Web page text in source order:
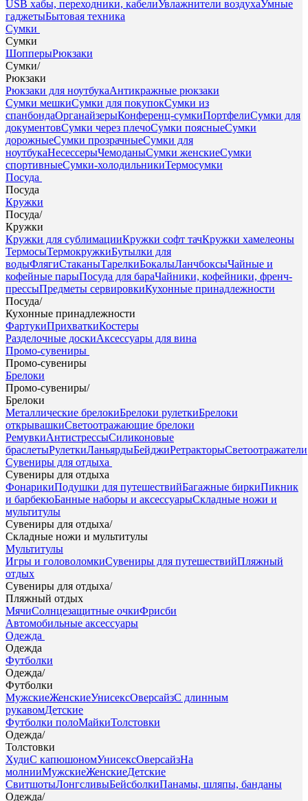
USB хабы, переходники, кабелиУвлажнители воздухаУмные
гаджетыБытовая техника
Сумки
Сумки
ШопперыРюкзаки
Сумки/
Рюкзаки
Рюкзаки для ноутбукаАнтикражные рюкзаки
Сумки мешкиСумки для покупокСумки из
спанбондаОрганайзерыКонференц-сумкиПортфелиСумки для
документовСумки через плечоСумки поясныеСумки
дорожныеСумки прозрачныеСумки для
ноутбукаНесессерыЧемоданыСумки женскиеСумки
спортивныеСумки-холодильникиТермосумки
Посуда
Посуда
Кружки
Посуда/
Кружки
Кружки для сублимацииКружки софт тачКружки хамелеоны
ТермосыТермокружкиБутылки для
водыФлягиСтаканыТарелкиБокалыЛанчбоксыЧайные и
кофейные парыПосуда для бараЧайники, кофейники, френч-
прессыПредметы сервировкиКухонные принадлежности
Посуда/
Кухонные принадлежности
ФартукиПрихваткиКостеры
Разделочные доскиАксессуары для вина
Промо-сувениры
Промо-сувениры
Брелоки
Промо-сувениры/
Брелоки
Металлические брелокиБрелоки рулеткиБрелоки
открывашкиСветоотражающие брелоки
РемувкиАнтистрессыСиликоновые
браслетыРулеткиЛаньярдыБейджиРетракторыСветоотражатели
Сувениры для отдыха
Сувениры для отдыха
ФонарикиПодушки для путешествийБагажные биркиПикник
и барбекюБанные наборы и аксессуарыСкладные ножи и
мультитулы
Сувениры для отдыха/
Складные ножи и мультитулы
Мультитулы
Игры и головоломкиСувениры для путешествийПляжный
отдых
Сувениры для отдыха/
Пляжный отдых
МячиСолнцезащитные очкиФрисби
Автомобильные аксессуары
Одежда
Одежда
Футболки
Одежда/
Футболки
МужскиеЖенскиеУнисексОверсайзС длинным
рукавомДетские
Футболки полоМайкиТолстовки
Одежда/
Толстовки
ХудиС капюшономУнисексОверсайзНа
молнииМужскиеЖенскиеДетские
СвитшотыЛонгсливыБейсболкиПанамы, шляпы, банданы
Одежда/